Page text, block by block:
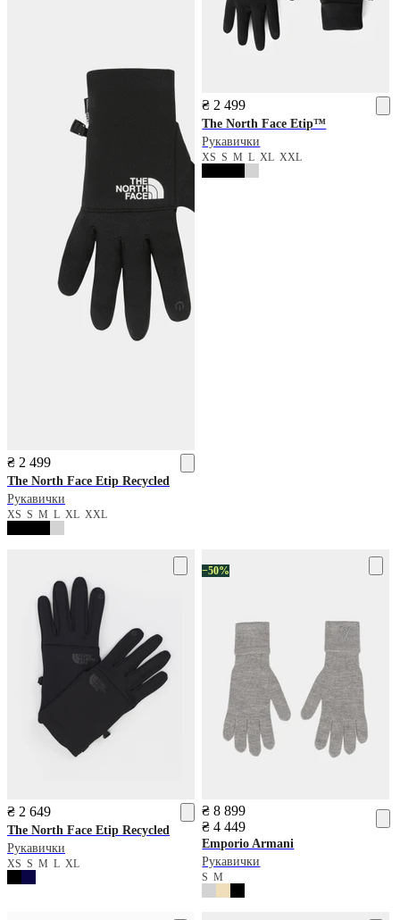
₴ 2 499
The North Face Etip Recycled
Рукавички
XS S M L XL XXL
₴ 2 499
The North Face Etip™
Рукавички
XSSMLXLXXL
₴ 2 649
The North Face Etip Recycled
Рукавички
XS S M L XL
−50%
₴ 8 899
₴ 4 449
Emporio Armani
Рукавички
SM